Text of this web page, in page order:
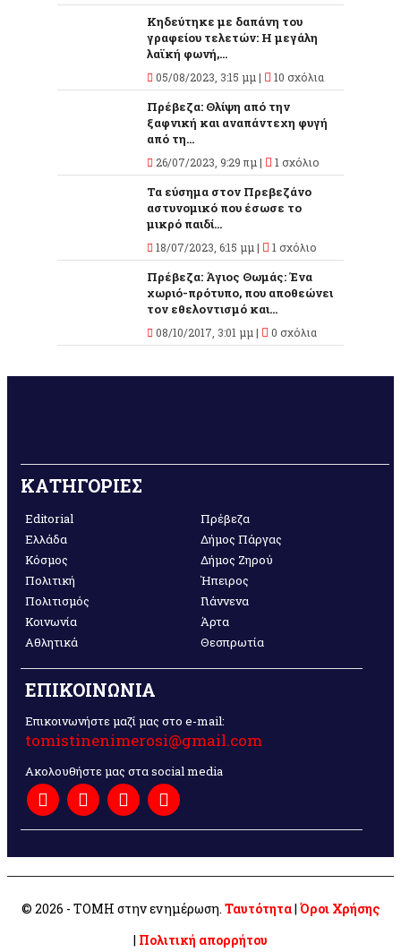
Κηδεύτηκε με δαπάνη του
γραφείου τελετών: Η μεγάλη
λαϊκή φωνή,...
05/08/2023, 3:15 μμ | 10 σχόλια
Πρέβεζα: Θλίψη από την
ξαφνική και αναπάντεχη φυγή
από τη...
26/07/2023, 9:29 πμ | 1 σχόλιο
Τα εύσημα στον Πρεβεζάνο
αστυνομικό που έσωσε το
μικρό παιδί...
18/07/2023, 6:15 μμ | 1 σχόλιο
Πρέβεζα: Άγιος Θωμάς: Ένα
χωριό-πρότυπο, που αποθεώνει
τον εθελοντισμό και...
08/10/2017, 3:01 μμ | 0 σχόλια
ΚΑΤΗΓΟΡΙΕΣ
Editorial
Ελλάδα
Κόσμος
Πολιτική
Πολιτισμός
Κοινωνία
Αθλητικά
Πρέβεζα
Δήμος Πάργας
Δήμος Ζηρού
Ήπειρος
Γιάννενα
Άρτα
Θεσπρωτία
ΕΠΙΚΟΙΝΩΝΙΑ
Επικοινωνήστε μαζί μας στο e-mail:
tomistinenimerosi@gmail.com
Ακολουθήστε μας στα social media
© 2026 - ΤΟΜΗ στην ενημέρωση. Ταυτότητα| Όροι Χρήσης
| Πολιτική απορρήτου